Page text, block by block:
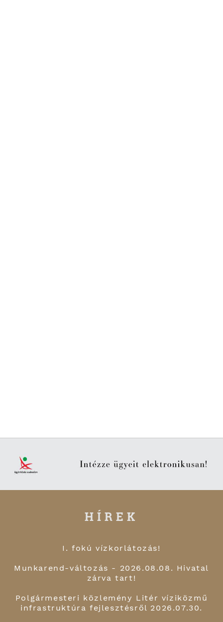
HÍREK
I. fokú vízkorlátozás!
Munkarend-változás - 2026.08.08. Hivatal
zárva tart!
Polgármesteri közlemény Litér víziközmű
infrastruktúra fejlesztésről 2026.07.30.